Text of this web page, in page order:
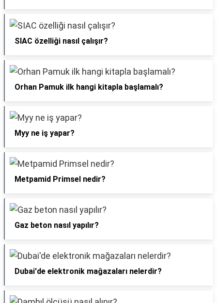
SIAC özelliği nasıl çalışır?
Orhan Pamuk ilk hangi kitapla başlamalı?
Myy ne iş yapar?
Metpamid Primsel nedir?
Gaz beton nasıl yapılır?
Dubai'de elektronik mağazaları nelerdir?